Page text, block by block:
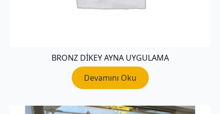
BRONZ DIKEY AYNA UYGULAMA
Devamını Oku